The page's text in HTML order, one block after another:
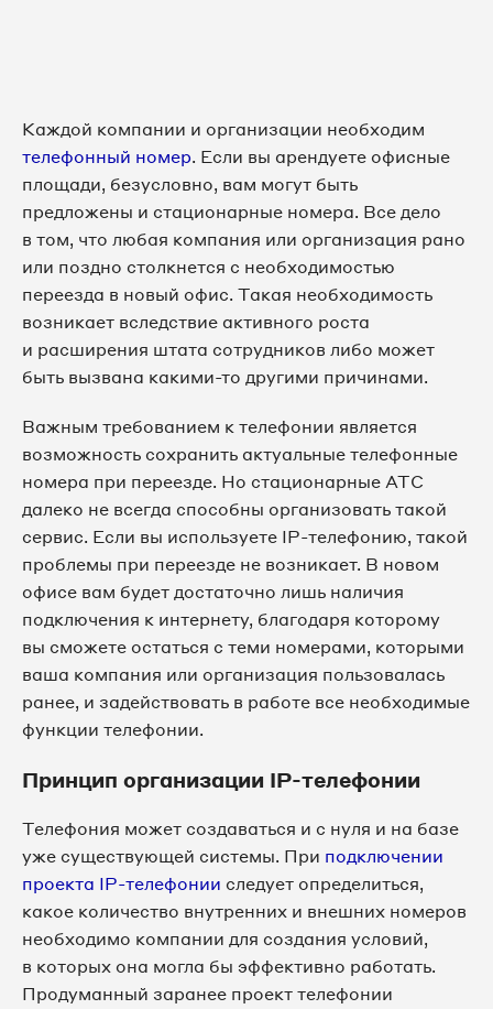
Каждой компании и организации необходим
телефонный номер. Если вы арендуете офисные
площади, безусловно, вам могут быть
предложены и стационарные номера. Все дело
в том, что любая компания или организация рано
или поздно столкнется с необходимостью
переезда в новый офис. Такая необходимость
возникает вследствие активного роста
и расширения штата сотрудников либо может
быть вызвана какими-то другими причинами.
Важным требованием к телефонии является
возможность сохранить актуальные телефонные
номера при переезде. Но стационарные АТС
далеко не всегда способны организовать такой
сервис. Если вы используете IP-телефонию, такой
проблемы при переезде не возникает. В новом
офисе вам будет достаточно лишь наличия
подключения к интернету, благодаря которому
вы сможете остаться с теми номерами, которыми
ваша компания или организация пользовалась
ранее, и задействовать в работе все необходимые
функции телефонии.
Принцип организации IP-телефонии
Телефония может создаваться и с нуля и на базе
уже существующей системы. При подключении
проекта IP-телефонии следует определиться,
какое количество внутренних и внешних номеров
необходимо компании для создания условий,
в которых она могла бы эффективно работать.
Продуманный заранее проект телефонии